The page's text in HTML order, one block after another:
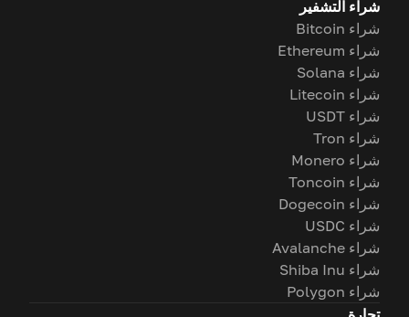
شراء التشفير
شراء Bitcoin
شراء Ethereum
شراء Solana
شراء Litecoin
شراء USDT
شراء Tron
شراء Monero
شراء Toncoin
شراء Dogecoin
شراء USDC
شراء Avalanche
شراء Shiba Inu
شراء Polygon